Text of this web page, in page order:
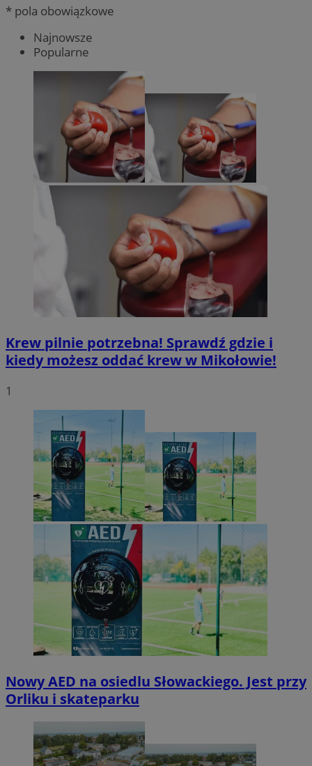
* pola obowiązkowe
Najnowsze
Popularne
Krew pilnie potrzebna! Sprawdź gdzie i
kiedy możesz oddać krew w Mikołowie!
1
Nowy AED na osiedlu Słowackiego. Jest przy
Orliku i skateparku